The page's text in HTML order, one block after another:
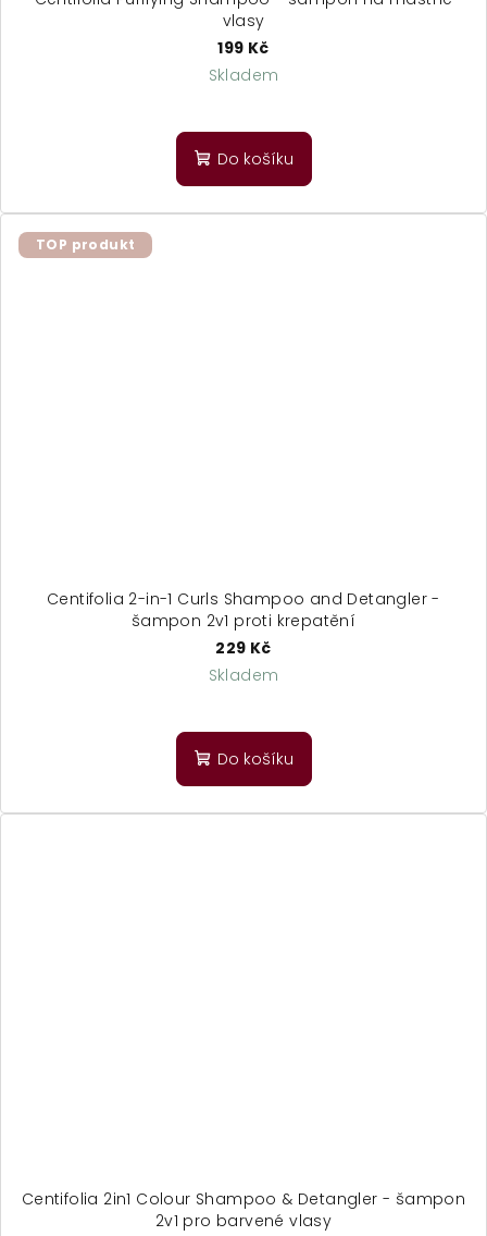
vlasy
199 Kč
Skladem
Do košíku
TOP produkt
Centifolia 2-in-1 Curls Shampoo and Detangler -
šampon 2v1 proti krepatění
229 Kč
Skladem
hodnocení
produktu
z
Do košíku
Centifolia 2in1 Colour Shampoo & Detangler - šampon
2v1 pro barvené vlasy